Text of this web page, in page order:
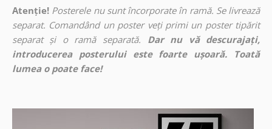
Atenție! Posterele nu sunt încorporate în ramă. Se livrează
separat. Comandând un poster veți primi un poster tipărit
separat și o ramă separată.
Dar nu vă descurajați,
introducerea posterului este foarte ușoară. Toată
lumea o poate face!